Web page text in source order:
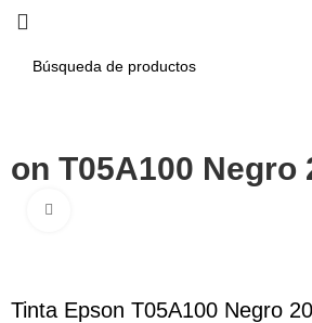
T05A100 Negro
Tinta Epson T05A100 Negro